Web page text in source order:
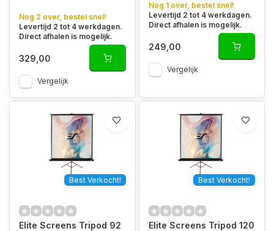
Nog 2 over, bestel snel!
Levertijd 2 tot 4 werkdagen.
Direct afhalen is mogelijk.
329,00
Vergelijk
Nog 1 over, bestel snel!
Levertijd 2 tot 4 werkdagen.
Direct afhalen is mogelijk.
249,00
Vergelijk
Best Verkocht!
Elite Screens Tripod 92
Best Verkocht!
Elite Screens Tripod 120